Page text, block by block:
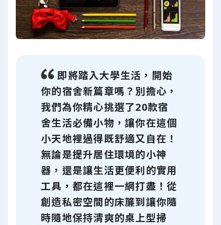
即將踏入大學生活，開始
你的宿舍新篇章嗎？別擔心，
我們為你精心挑選了20款宿
舍生活必備小物，讓你在這個
小天地裡過得既舒適又自在！
無論是提升居住環境的小神
器，還是讓生活更便利的實用
工具，都在這裡一網打盡！從
創造私密空間的床簾到讓你隨
時隨地保持清爽的桌上型掃